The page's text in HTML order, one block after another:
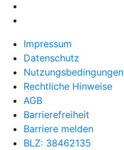
Impressum
Datenschutz
Nutzungsbedingungen
Rechtliche Hinweise
AGB
Barrierefreiheit
Barriere melden
BLZ: 38462135